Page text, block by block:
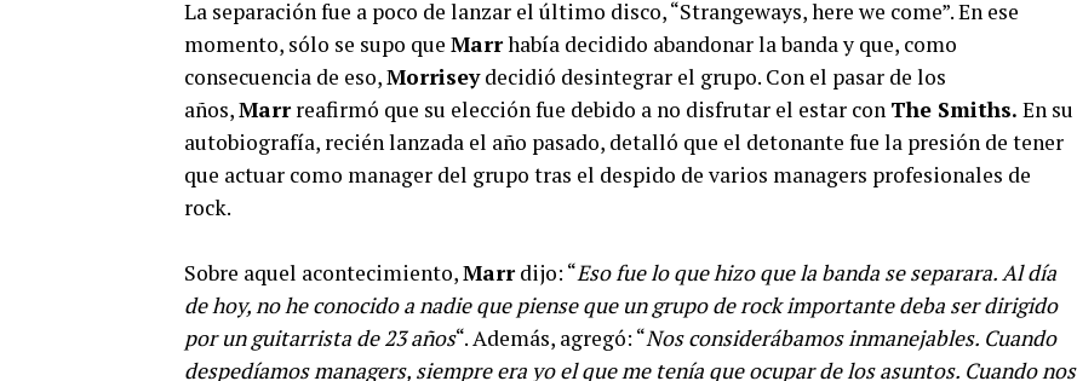
La separación fue a poco de lanzar el último disco, “Strangeways, here we come”. En ese
momento, sólo se supo que Marrhabía decidido abandonar la banda y que, como
consecuencia de eso,Morriseydecidió desintegrar el grupo. Con el pasar de los
años,Marrreafirmó que su elección fue debido a no disfrutar el estar con The Smiths. En su
autobiografía, recién lanzada el año pasado, detalló que el detonante fue la presión de tener
que actuar como manager del grupo tras el despido de varios managers profesionales de
rock.
Sobre aquel acontecimiento,Marrdijo: “Eso fue lo que hizo que la banda se separara. Al día
de hoy, no he conocido a nadie que piense que un grupo de rock importante deba ser dirigido
por un guitarrista de 23 años“. Además, agregó: “Nos considerábamos inmanejables. Cuando
despedíamos managers, siempre era yo el que me tenía que ocupar de los asuntos. Cuando nos